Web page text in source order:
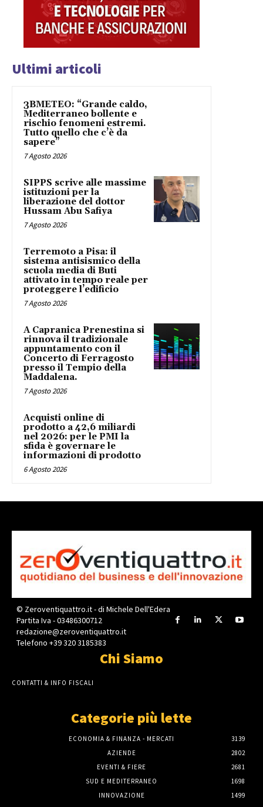
Ultimi articoli
3BMETEO: “Grande caldo,
Mediterraneo bollente e
rischio fenomeni estremi.
Tutto quello che c’è da
sapere”
7 Agosto 2026
SIPPS scrive alle massime
istituzioni per la
liberazione del dottor
Hussam Abu Safiya
7 Agosto 2026
Terremoto a Pisa: il
sistema antisismico della
scuola media di Buti
attivato in tempo reale per
proteggere l’edificio
7 Agosto 2026
A Capranica Prenestina si
rinnova il tradizionale
appuntamento con il
Concerto di Ferragosto
presso il Tempio della
Maddalena.
7 Agosto 2026
Acquisti online di
prodotto a 42,6 miliardi
nel 2026: per le PMI la
sfida è governare le
informazioni di prodotto
6 Agosto 2026
© Zeroventiquattro.it - di Michele Dell'Edera
Partita Iva - 03486300712
redazione@zeroventiquattro.it
Telefono +39 320 3185383
Chi Siamo
CONTATTI & INFO FISCALI
Categorie più lette
ECONOMIA & FINANZA - MERCATI
3139
AZIENDE
2802
EVENTI & FIERE
2681
SUD E MEDITERRANEO
1698
INNOVAZIONE
1499